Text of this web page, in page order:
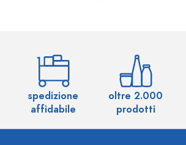
spedizione
affidabile
oltre 2.000
prodotti